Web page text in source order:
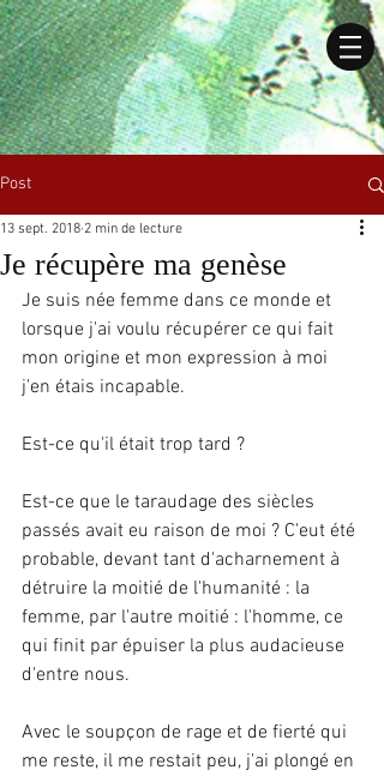
Post
Je récupère ma genèse
13 sept. 2018 2 min de lecture
Je suis née femme dans ce monde et
lorsque j'ai voulu récupérer ce qui fait
mon origine et mon expression à moi
j'en étais incapable.
Est-ce qu'il était trop tard ?
Est-ce que le taraudage des siècles
passés avait eu raison de moi ? C'eut été
probable, devant tant d'acharnement à
détruire la moitié de l'humanité : la
femme, par l'autre moitié : l'homme, ce
qui finit par épuiser la plus audacieuse
d'entre nous.
Avec le soupçon de rage et de fierté qui
me reste, il me restait peu, j'ai plongé en